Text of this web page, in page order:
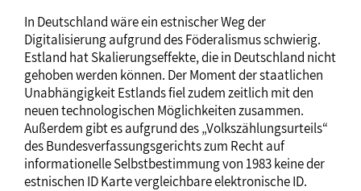
In Deutschland wäre ein estnischer Weg der
Digitalisierung aufgrund des Föderalismus schwierig.
Estland hat Skalierungseffekte, die in Deutschland nicht
gehoben werden können. Der Moment der staatlichen
Unabhängigkeit Estlands fiel zudem zeitlich mit den
neuen technologischen Möglichkeiten zusammen.
Außerdem gibt es aufgrund des „Volkszählungsurteils“
des Bundesverfassungsgerichts zum Recht auf
informationelle Selbstbestimmung von 1983 keine der
estnischen ID Karte vergleichbare elektronische ID.